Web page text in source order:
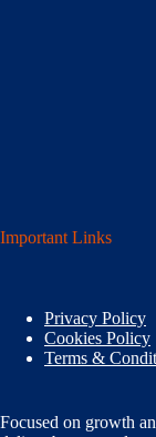
Important Links
Privacy Policy
Cookies Policy
Terms &
Focused on growth